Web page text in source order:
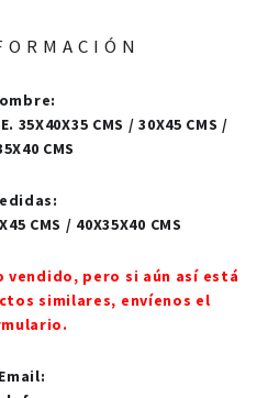
:
35X40X35 CMS / 30X45 CMS /
CMS
:
CMS / 40X35X40 CMS
vendido, pero si aún así está
similares, envíenos el
Email: